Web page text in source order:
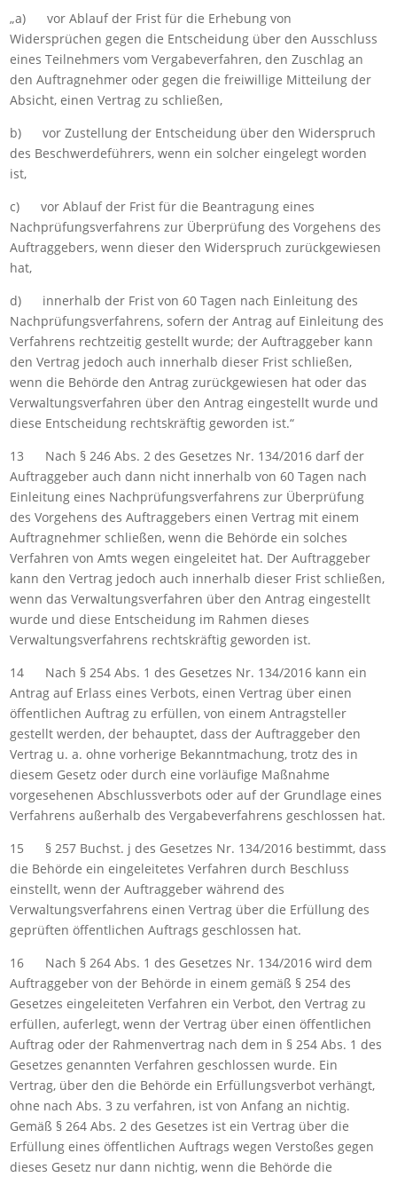
„a) vor Ablauf der Frist für die Erhebung von
Widersprüchen gegen die Entscheidung über den Ausschluss
eines Teilnehmers vom Vergabeverfahren, den Zuschlag an
den Auftragnehmer oder gegen die freiwillige Mitteilung der
Absicht, einen Vertrag zu schließen,
b) vor Zustellung der Entscheidung über den Widerspruch
des Beschwerdeführers, wenn ein solcher eingelegt worden
ist,
c) vor Ablauf der Frist für die Beantragung eines
Nachprüfungsverfahrens zur Überprüfung des Vorgehens des
Auftraggebers, wenn dieser den Widerspruch zurückgewiesen
hat,
d) innerhalb der Frist von 60 Tagen nach Einleitung des
Nachprüfungsverfahrens, sofern der Antrag auf Einleitung des
Verfahrens rechtzeitig gestellt wurde; der Auftraggeber kann
den Vertrag jedoch auch innerhalb dieser Frist schließen,
wenn die Behörde den Antrag zurückgewiesen hat oder das
Verwaltungsverfahren über den Antrag eingestellt wurde und
diese Entscheidung rechtskräftig geworden ist.“
13 Nach § 246 Abs. 2 des Gesetzes Nr. 134/2016 darf der
Auftraggeber auch dann nicht innerhalb von 60 Tagen nach
Einleitung eines Nachprüfungsverfahrens zur Überprüfung
des Vorgehens des Auftraggebers einen Vertrag mit einem
Auftragnehmer schließen, wenn die Behörde ein solches
Verfahren von Amts wegen eingeleitet hat. Der Auftraggeber
kann den Vertrag jedoch auch innerhalb dieser Frist schließen,
wenn das Verwaltungsverfahren über den Antrag eingestellt
wurde und diese Entscheidung im Rahmen dieses
Verwaltungsverfahrens rechtskräftig geworden ist.
14 Nach § 254 Abs. 1 des Gesetzes Nr. 134/2016 kann ein
Antrag auf Erlass eines Verbots, einen Vertrag über einen
öffentlichen Auftrag zu erfüllen, von einem Antragsteller
gestellt werden, der behauptet, dass der Auftraggeber den
Vertrag u. a. ohne vorherige Bekanntmachung, trotz des in
diesem Gesetz oder durch eine vorläufige Maßnahme
vorgesehenen Abschlussverbots oder auf der Grundlage eines
Verfahrens außerhalb des Vergabeverfahrens geschlossen hat.
15 § 257 Buchst. j des Gesetzes Nr. 134/2016 bestimmt, dass
die Behörde ein eingeleitetes Verfahren durch Beschluss
einstellt, wenn der Auftraggeber während des
Verwaltungsverfahrens einen Vertrag über die Erfüllung des
geprüften öffentlichen Auftrags geschlossen hat.
16 Nach § 264 Abs. 1 des Gesetzes Nr. 134/2016 wird dem
Auftraggeber von der Behörde in einem gemäß § 254 des
Gesetzes eingeleiteten Verfahren ein Verbot, den Vertrag zu
erfüllen, auferlegt, wenn der Vertrag über einen öffentlichen
Auftrag oder der Rahmenvertrag nach dem in § 254 Abs. 1 des
Gesetzes genannten Verfahren geschlossen wurde. Ein
Vertrag, über den die Behörde ein Erfüllungsverbot verhängt,
ohne nach Abs. 3 zu verfahren, ist von Anfang an nichtig.
Gemäß § 264 Abs. 2 des Gesetzes ist ein Vertrag über die
Erfüllung eines öffentlichen Auftrags wegen Verstoßes gegen
dieses Gesetz nur dann nichtig, wenn die Behörde die